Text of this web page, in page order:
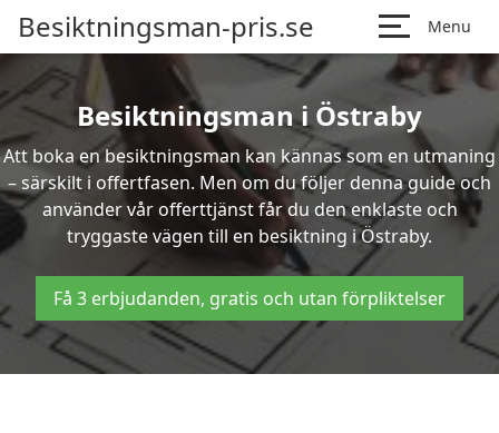
Besiktningsman-pris.se Menu
Besiktningsman i Östraby
Att boka en besiktningsman kan kännas som en utmaning
– särskilt i offertfasen. Men om du följer denna guide och
använder vår offerttjänst får du den enklaste och
tryggaste vägen till en besiktning i Östraby.
Få 3 erbjudanden, gratis och utan förpliktelser